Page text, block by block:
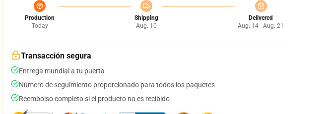
Production
Today
Shipping
Aug. 10
Delivered
Aug. 14 - Aug. 21
Transacción segura
Entrega mundial a tu puerta
Número de seguimiento proporcionado para todos los paquetes
Reembolso completo si el producto no es recibido